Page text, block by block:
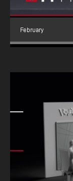
February